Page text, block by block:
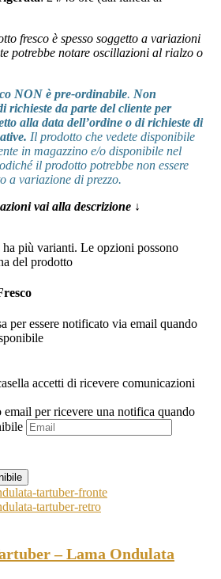
fresco è spesso soggetto a variazioni
potrebbe notare oscillazioni al rialzo o
NON è pre-ordinabile. Non
richieste da parte del cliente per
alla data dell’ordine o di richieste di
Il prodotto che vedete disponibile
in magazzino e/o disponibile nel
il prodotto potrebbe non essere
a variazione di prezzo.
vai alla descrizione ↓
più varianti. Le opzioni possono
del prodotto
per essere notificato via email quando
accetti di ricevere comunicazioni
per ricevere una notifica quando
– Lama Ondulata